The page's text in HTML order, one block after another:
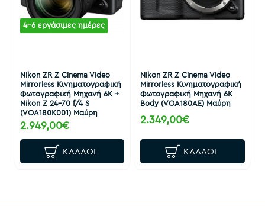
4-6 εργάσιμες ημέρες
Nikon ZR Z Cinema Video
Mirrorless Κινηματογραφική
Φωτογραφική Μηχανή 6Κ +
Nikon Z 24-70 f/4 S
(VOA180K001) Μαύρη
2.949,00€
ΚΑΛΆΘΙ
Nikon ZR Z Cinema Video
Mirrorless Κινηματογραφική
Φωτογραφική Μηχανή 6Κ
Body (VOA180AE) Μαύρη
2.349,00€
ΚΑΛΆΘΙ